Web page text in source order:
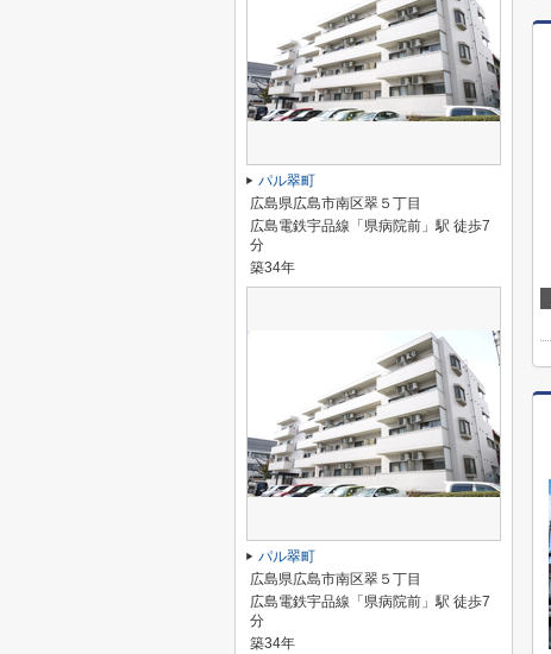
パル翠町
広島県広島市南区翠５丁目
広島電鉄宇品線「県病院前」駅 徒歩7
分
築34年
パル翠町
広島県広島市南区翠５丁目
広島電鉄宇品線「県病院前」駅 徒歩7
分
築34年